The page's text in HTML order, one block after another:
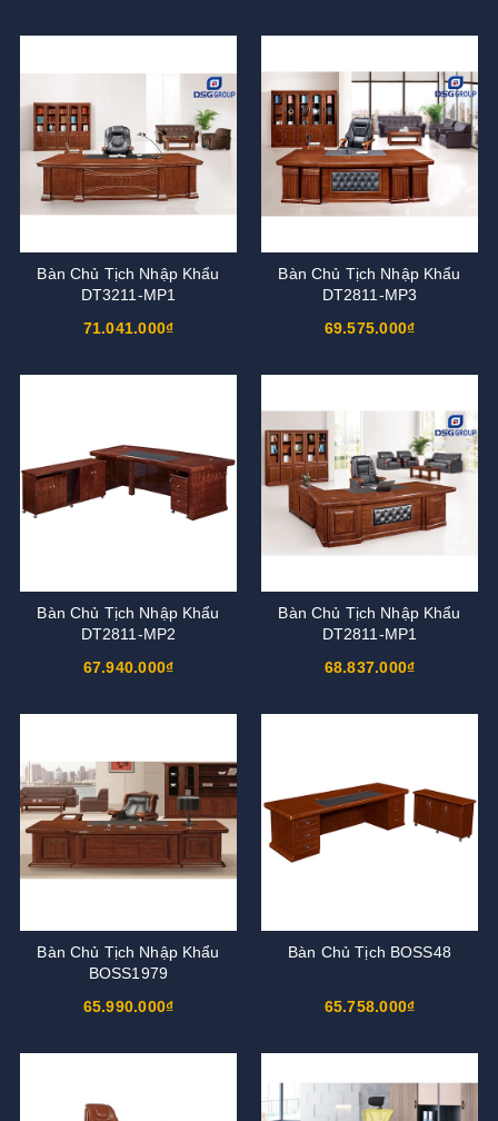
Bàn Chủ Tịch Nhập Khẩu
DT3211-MP1
71.041.000₫
Bàn Chủ Tịch Nhập Khẩu
DT2811-MP3
69.575.000₫
Bàn Chủ Tịch Nhập Khẩu
DT2811-MP2
67.940.000₫
Bàn Chủ Tịch Nhập Khẩu
DT2811-MP1
68.837.000₫
Bàn Chủ Tịch Nhập Khẩu
BOSS1979
65.990.000₫
Bàn Chủ Tịch BOSS48
65.758.000₫